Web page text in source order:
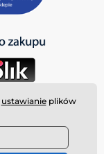
ustawianieplików